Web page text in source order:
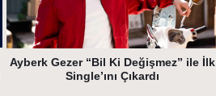
Ayberk Gezer “Bil Ki Değişmez” ile İlk
Single’ını Çıkardı